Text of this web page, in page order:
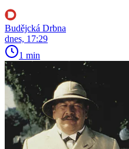
Budějcká Drbna
dnes, 17:29
1 min